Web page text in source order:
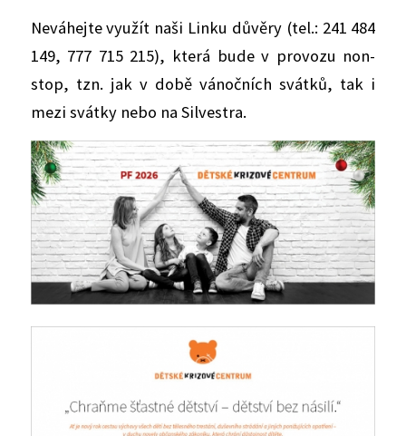
Neváhejte využít naši Linku důvěry (tel.: 241 484
149, 777 715 215), která bude v provozu non-
stop, tzn. jak v době vánočních svátků, tak i
mezi svátky nebo na Silvestra.